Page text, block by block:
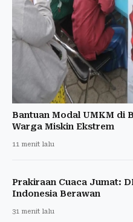
Bantuan Modal UMKM di
Warga Miskin Ekstrem
11 menit lalu
Prakiraan Cuaca Jumat:
Indonesia Berawan
31 menit lalu